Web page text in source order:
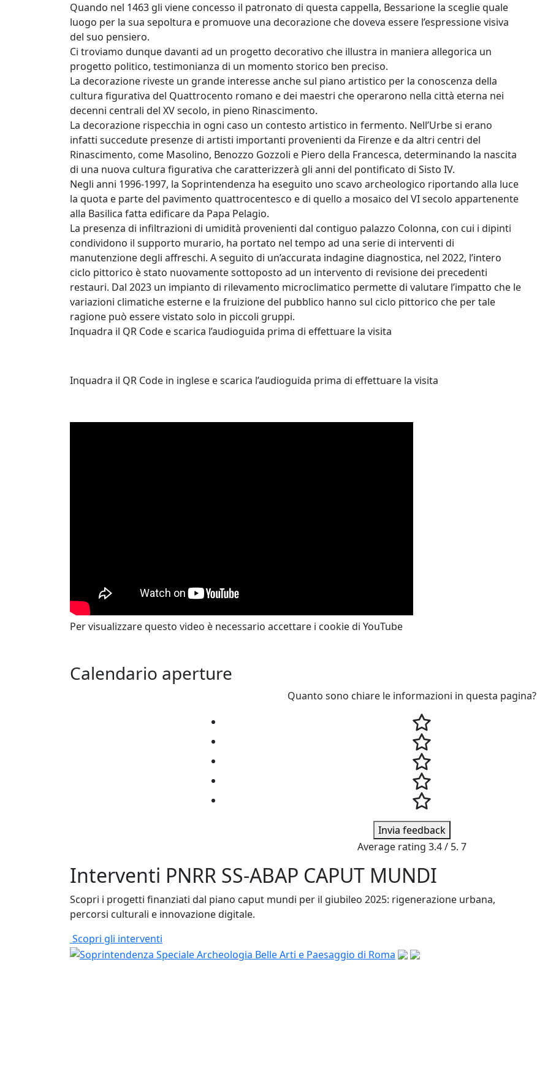
Quando nel 1463 gli viene concesso il patronato di questa cappella, Bessarione la sceglie quale
luogo per la sua sepoltura e promuove una decorazione che doveva essere l’espressione visiva
del suo pensiero.
Ci troviamo dunque davanti ad un progetto decorativo che illustra in maniera allegorica un
progetto politico, testimonianza di un momento storico ben preciso.
La decorazione riveste un grande interesse anche sul piano artistico per la conoscenza della
cultura figurativa del Quattrocento romano e dei maestri che operarono nella città eterna nei
decenni centrali del XV secolo, in pieno Rinascimento.
La decorazione rispecchia in ogni caso un contesto artistico in fermento. Nell’Urbe si erano
infatti succedute presenze di artisti importanti provenienti da Firenze e da altri centri del
Rinascimento, come Masolino, Benozzo Gozzoli e Piero della Francesca, determinando la nascita
di una nuova cultura figurativa che caratterizzerà gli anni del pontificato di Sisto IV.
Negli anni 1996-1997, la Soprintendenza ha eseguito uno scavo archeologico riportando alla luce
la quota e parte del pavimento quattrocentesco e di quello a mosaico del VI secolo appartenente
alla Basilica fatta edificare da Papa Pelagio.
La presenza di infiltrazioni di umidità provenienti dal contiguo palazzo Colonna, con cui i dipinti
condividono il supporto murario, ha portato nel tempo ad una serie di interventi di
manutenzione degli affreschi. A seguito di un’accurata indagine diagnostica, nel 2022, l’intero
ciclo pittorico è stato nuovamente sottoposto ad un intervento di revisione dei precedenti
restauri. Dal 2023 un impianto di rilevamento microclimatico permette di valutare l’impatto che le
variazioni climatiche esterne e la fruizione del pubblico hanno sul ciclo pittorico che per tale
ragione può essere vistato solo in piccoli gruppi.
Inquadra il QR Code e scarica l’audioguida prima di effettuare la visita
Inquadra il QR Code in inglese e scarica l’audioguida prima di effettuare la visita
Per visualizzare questo video è necessario accettare i cookie di YouTube
Calendario aperture
Quanto sono chiare le informazioni in questa pagina?
Invia feedback
Average rating 3.4/ 5. 7
Interventi PNRR SS-ABAP CAPUT MUNDI
Scopri i progetti finanziati dal piano caput mundi per il giubileo 2025: rigenerazione urbana,
percorsi culturali e innovazione digitale.
Scopri gli interventi